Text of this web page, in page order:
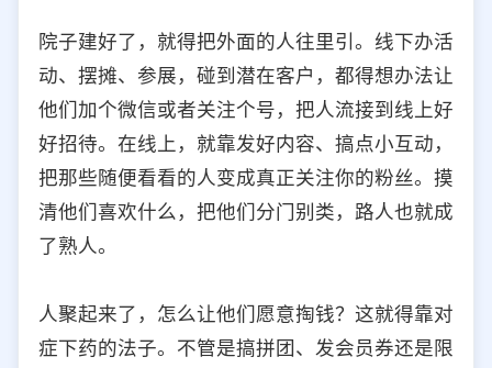
院子建好了，就得把外面的人往里引。线下办活
动、摆摊、参展，碰到潜在客户，都得想办法让
他们加个微信或者关注个号，把人流接到线上好
好招待。在线上，就靠发好内容、搞点小互动，
把那些随便看看的人变成真正关注你的粉丝。摸
清他们喜欢什么，把他们分门别类，路人也就成
了熟人。
人聚起来了，怎么让他们愿意掏钱？这就得靠对
症下药的法子。不管是搞拼团、发会员券还是限